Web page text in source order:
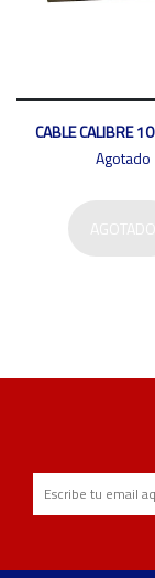
CABLE CALIBRE
Agotado